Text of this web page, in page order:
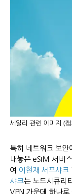
세일리 관련 이미지 (
특히 네트워크 보안
내놓은 eSIM 서비
여 이현재 서프샤크
샤크는 노드시큐리
VPN 가운데 하나로